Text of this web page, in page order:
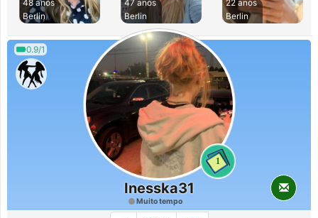
48 anos
Berlin
47 anos
Berlin
22 anos
Berlin
0.9/1
1
Inesska31
Muito tempo